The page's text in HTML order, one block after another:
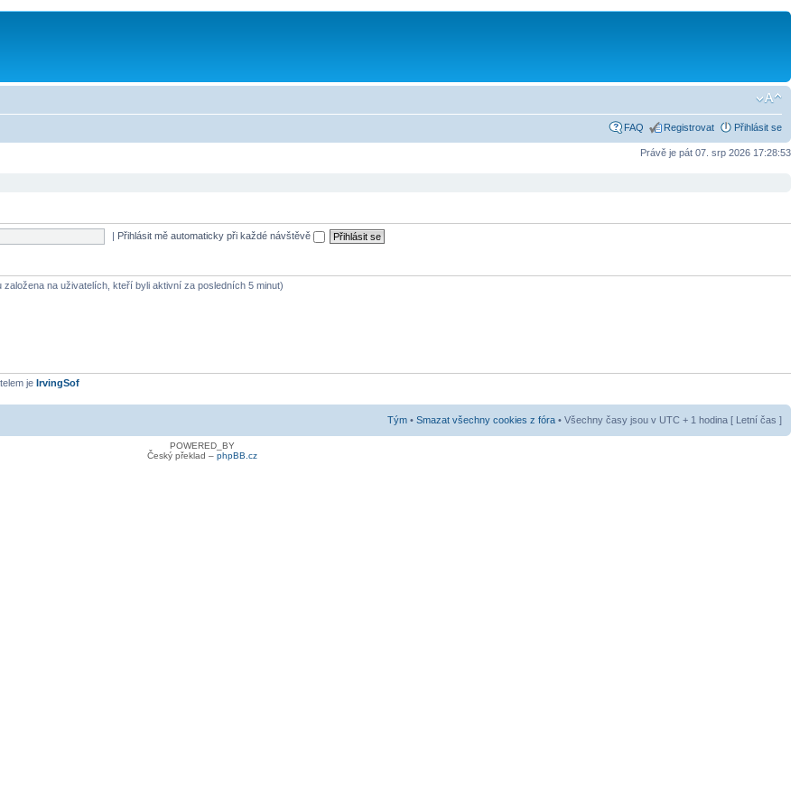
FAQ Registrovat Přihlásit se
Právě je pát 07. srp 2026 17:28:53
| Přihlásit mě automaticky při každé návštěvě
na uživatelích, kteří byli aktivní za posledních 5 minut)
je IrvingSof
Tým • Smazat všechny cookies z fóra • Všechny časy jsou v UTC + 1 hodina [ Letní čas ]
POWERED_BY
Český překlad – phpBB.cz